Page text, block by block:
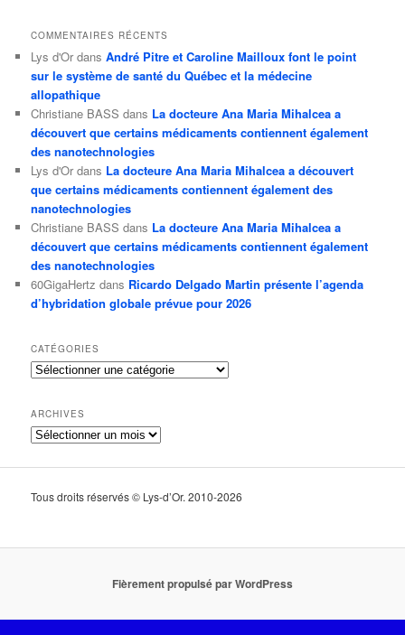
COMMENTAIRES RÉCENTS
Lys d'Or dansAndré Pitre et Caroline Mailloux font le point
sur le système de santé du Québec et la médecine
allopathique
Christiane BASS dans La docteure Ana Maria Mihalcea a
découvert que certains médicaments contiennent également
des nanotechnologies
Lys d'Or dans La docteure Ana Maria Mihalcea a découvert
que certains médicaments contiennent également des
nanotechnologies
Christiane BASS dans La docteure Ana Maria Mihalcea a
découvert que certains médicaments contiennent également
des nanotechnologies
60GigaHertz dans Ricardo Delgado Martin présente l’agenda
d’hybridation globale prévue pour 2026
CATÉGORIES
Catégories
ARCHIVES
Archives
Tous droits réservés © Lys-d’Or. 2010-2026
Fièrement propulsé par WordPress